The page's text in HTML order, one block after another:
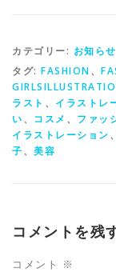
カテゴリー: お知らせ
タグ: FASHION、
ラスト 、 イラストレ
い、 コスメ 、 ファッ
イラストレーション、
子、 美容
コメントを残
コメント ※